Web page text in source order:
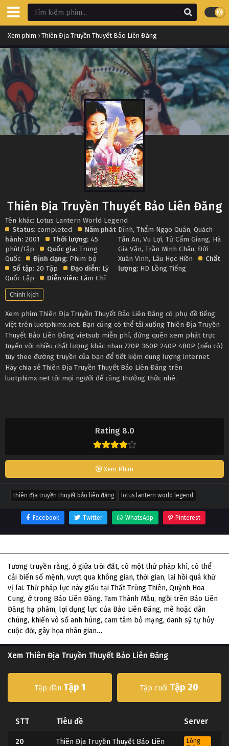
Xem phim › Thiên Địa Truyền Thuyết Bảo Liên Đăng
Rating 8.0
Xem Phim
Thiên Địa Truyền Thuyết Bảo Liên Đăng
Tên khác: Lotus Lantern World Legend
Status: completed
Năm phát
hành: 2001 Thời lượng: 45
phút/tập
Quốc gia: Trung
Quốc
Định dạng: Phim bộ
Số tập: 20 Tập Đạo diễn: Lý
Quốc Lập
Diễn viên: Lâm Chí
Dĩnh,Thẩm Ngạo Quân,Quách
Tấn An,Vu Lợi,Từ Cẩm Giang, Hà
Gia Văn,Trần Minh Châu,Đới
Xuân Vinh, Lâu Học Hiền
Chất
lượng: HD Lồng Tiếng
Chính kịch
Xem phim Thiên Địa Truyền Thuyết Bảo Liên Đăng có phụ đề tiếng
việt trên luotphimx.net. Bạn cũng có thể tải xuống Thiên Địa Truyền
Thuyết Bảo Liên Đăng vietsub miễn phí, đừng quên xem phát trực
tuyến với nhiều chất lượng khác nhau 720P 360P 240P 480P (nếu có)
tùy theo đường truyền của bạn để tiết kiệm dung lượng internet.
Hãy chia sẻ Thiên Địa Truyền Thuyết Bảo Liên Đăng trên
luotphimx.net tới mọi người để cùng thưởng thức nhé.
thiên địa truyền thuyết bảo liên đăng lotus lantern world legend
Facebook Twitter WhatsApp Pinterest
Tương truyền rằng, ở giữa trời đất, có một thứ pháp khí, có thể
cải biến số mệnh, vượt qua không gian, thời gian, lai hồi quá khứ
vị lai. Thứ pháp lực này giấu tại Thất Trùng Thiên, Quỳnh Hoa
Cung, ở trong Bảo Liên Đăng. Tam Thánh Mẫu, ngồi trên Bảo Liên
Đăng hạ phàm, lợi dụng lực của Bảo Liên Đăng, mê hoặc dân
chúng, khiến vô số anh hùng, cam tâm bỏ mạng, danh sỹ tự hủy
cuộc đời, gây họa nhân gian…
Xem Thiên Địa Truyền Thuyết Bảo Liên Đăng
Tập đầu Tập 1 Tập cuối Tập 20
STT Tiêu đề Server
20
Thiên Địa Truyền Thuyết Bảo Liên
Lồng